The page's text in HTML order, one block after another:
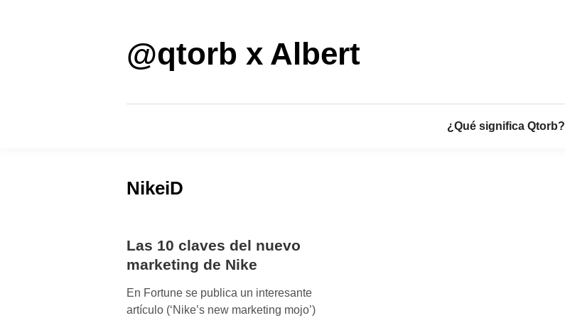
@qtorb x Albert
¿Qué significa Qtorb?
NikeiD
Las 10 claves del nuevo
marketing de Nike
En Fortune se publica un interesante
artículo (‘Nike’s new marketing mojo’)